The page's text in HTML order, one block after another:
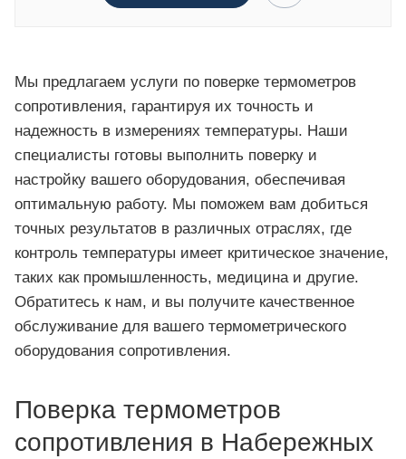
Мы предлагаем услуги по поверке термометров
сопротивления, гарантируя их точность и
надежность в измерениях температуры. Наши
специалисты готовы выполнить поверку и
настройку вашего оборудования, обеспечивая
оптимальную работу. Мы поможем вам добиться
точных результатов в различных отраслях, где
контроль температуры имеет критическое значение,
таких как промышленность, медицина и другие.
Обратитесь к нам, и вы получите качественное
обслуживание для вашего термометрического
оборудования сопротивления.
Поверка термометров
сопротивления в Набережных